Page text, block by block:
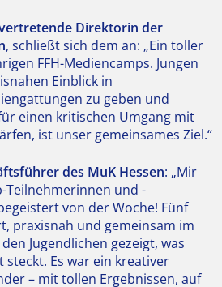
Direktorin der
, schließt sich dem an: „Ein toller
FFH-Mediencamps. Jungen
Einblick in
zu geben und
einen kritischen Umgang mit
ist unser gemeinsames Ziel.“
des MuK Hessen: „Mir
Teilnehmerinnen und -
von der Woche! Fünf
praxisnah und gemeinsam im
Jugendlichen gezeigt, was
Es war ein kreativer
– mit tollen Ergebnissen, auf